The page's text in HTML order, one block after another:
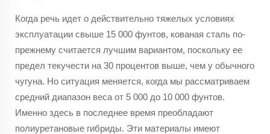
Когда речь идет о действительно тяжелых условиях
эксплуатации свыше 15 000 фунтов, кованая сталь по-
прежнему считается лучшим вариантом, поскольку ее
предел текучести на 30 процентов выше, чем у обычного
чугуна. Но ситуация меняется, когда мы рассматриваем
средний диапазон веса от 5 000 до 10 000 фунтов.
Именно здесь в последнее время преобладают
полиуретановые гибриды. Эти материалы имеют